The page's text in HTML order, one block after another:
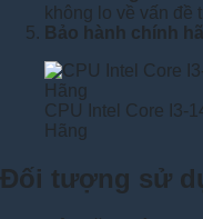
không lo về vấn đề
Bảo hành chính
CPU Intel Core I3-
Hãng
Đối tượng sử